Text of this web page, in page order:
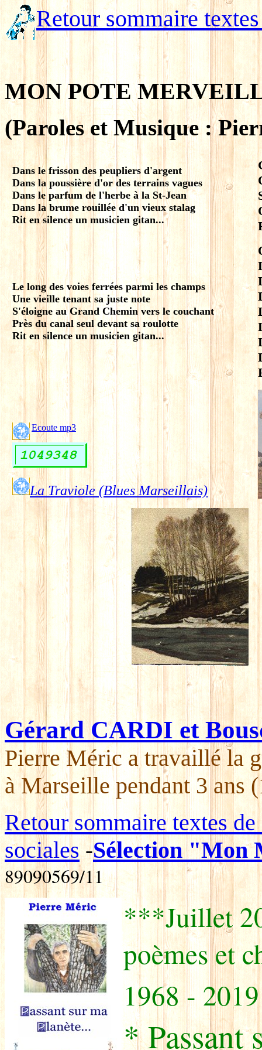
Retour sommaire
MON POTE
(Paroles et Musique :
Dans le frisson des peupliers d'argent
Dans la poussière d'or des terrains vagues
Dans le parfum de l'herbe à la St-Jean
Dans la brume rouillée d'un vieux stalag
Rit en silence un musicien gitan...
Le long des voies ferrées parmi les champs
Une vieille tenant sa juste note
S'éloigne au Grand Chemin vers le couchant
Près du canal seul devant sa roulotte
Rit en silence un musicien gitan...
Ecoute mp3
La Traviole (Blues Marseillais)
Gérard CARDI et
Pierre Méric a travaillé la
à Marseille pendant 3 ans
Retour sommaire textes de
sociales-Sélection "Mon
89090569/11
***Juillet
poèmes et
1968 -
* Passant